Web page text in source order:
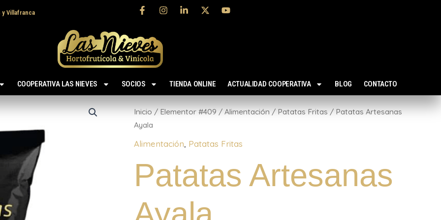
y Villafranca
COOPERATIVA LAS NIEVES SOCIOS TIENDA ONLINE ACTUALIDAD COOPERATIVA BLOG CONTACTO
Inicio / Elementor #409 / Alimentación / Patatas Fritas / Patatas Artesanas
Ayala
Alimentación, Patatas Fritas
Patatas Artesanas
Artesanas
Ayala
cantidad